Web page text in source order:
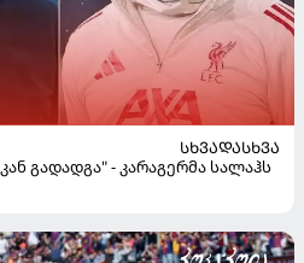
ᲡᲮᲕᲐᲓᲐᲡᲮᲕᲐ
გადადგა" - კარაგერმა სალაჰს